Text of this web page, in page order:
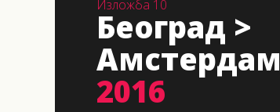
Изложба 10
Београд >
Амстердам
2016